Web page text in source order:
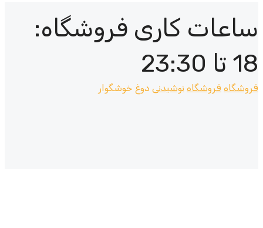
ساعات کاری فروشگاه:
18 تا 23:30
فروشگاه فروشگاه نوشیدنی دوغ خوشگوار